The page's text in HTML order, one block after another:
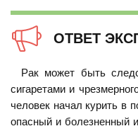
ОТВЕТ
Рак может быть
сигаретами и
человек начал курить в
опасный и болезненный